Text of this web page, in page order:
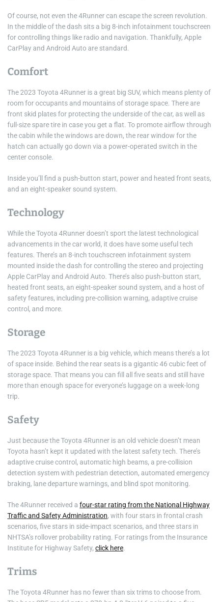
Of course, not even the 4Runner can escape the screen revolution.
In the middle of the dash sits a big 8-inch infotainment touchscreen
for controlling things like radio and navigation. Thankfully, Apple
CarPlay and Android Auto are standard.
Comfort
The 2023 Toyota 4Runner is a great big SUV, which means plenty of
room for occupants and mountains of storage space. There are
front skid plates for protecting the underside of the car, as well as
full-size spare tire in case you get a flat. To promote airflow through
the cabin while the windows are down, the rear window for the
hatch can actually go down via a power-operated switch in the
center console.
Inside you’ll find a push-button start, power and heated front seats,
and an eight-speaker sound system.
Technology
While the Toyota 4Runner doesn’t sport the latest technological
advancements in the car world, it does have some useful tech
features. There’s an 8-inch touchscreen infotainment system
mounted inside the dash for controlling the stereo and projecting
Apple CarPlay and Android Auto. There’s also push-button start,
heated front seats, an eight-speaker sound system, and a host of
safety features, including pre-collision warning, adaptive cruise
control, and more.
Storage
The 2023 Toyota 4Runner is a big vehicle, which means there’s a lot
of space inside. Behind the rear seats is a gigantic 46 cubic feet of
storage space. That means you can fill all five seats and still have
more than enough space for everyone’s luggage on a week-long
trip.
Safety
Just because the Toyota 4Runner is an old vehicle doesn’t mean
Toyota hasn’t kept it updated with the latest safety tech. There’s
adaptive cruise control, automatic high beams, a pre-collision
detection system with pedestrian detection, automated emergency
braking, lane departure warnings, and blind spot monitoring.
The 4Runner received a four-star rating from the National Highway
Traffic and Safety Administration, with four stars in frontal crash
scenarios, five stars in side-impact scenarios, and three stars in
NHTSA’s rollover probability rating. For ratings from the Insurance
Institute for Highway Safety, click here.
Trims
The Toyota 4Runner has no fewer than six trims to choose from.